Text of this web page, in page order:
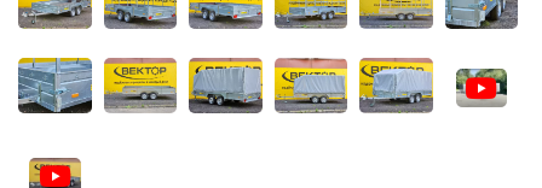
Одноосные
Прицепы для квадроциклов
Прицепы для гидроциклов